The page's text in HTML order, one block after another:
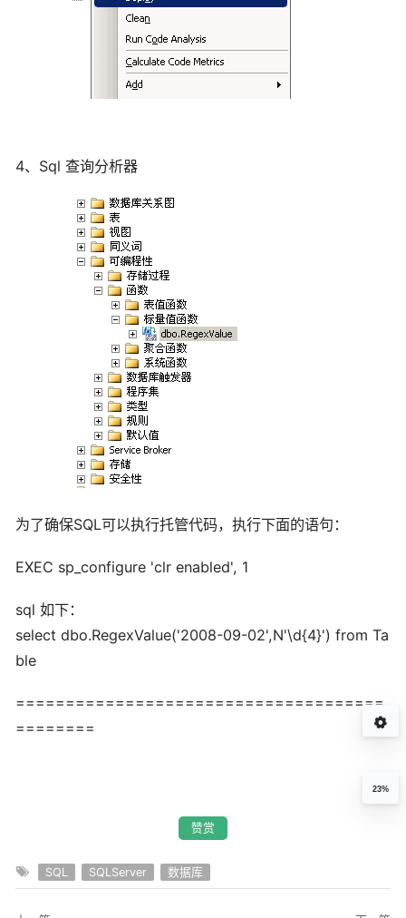
4、Sql 查询分析器
为了确保SQL可以执行托管代码，执行下面的语句：
EXEC sp_configure 'clr enabled', 1
sql 如下：
select dbo.RegexValue('2008-09-02',N'\d{4}') from Ta
ble
=====================================
========
赞赏
SQL SQLServer 数据库
23%